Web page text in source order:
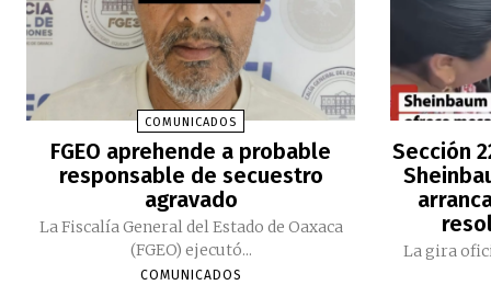
COMUNICADOS
FGEO aprehende a probable
responsable de secuestro
agravado
La Fiscalía General del Estado de Oaxaca
(FGEO) ejecutó...
COMUNICADOS
Sección
La gira